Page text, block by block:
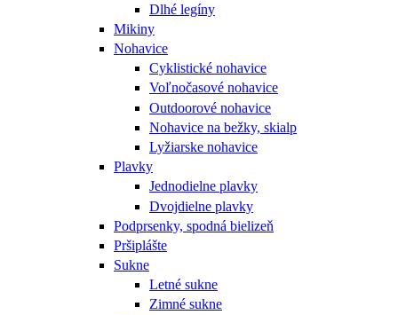
Dlhé legíny
Mikiny
Nohavice
Cyklistické nohavice
Voľnočasové nohavice
Outdoorové nohavice
Nohavice na bežky, skialp
Lyžiarske nohavice
Plavky
Jednodielne plavky
Dvojdielne plavky
Podprsenky, spodná bielizeň
Pršiplášte
Sukne
Letné sukne
Zimné sukne